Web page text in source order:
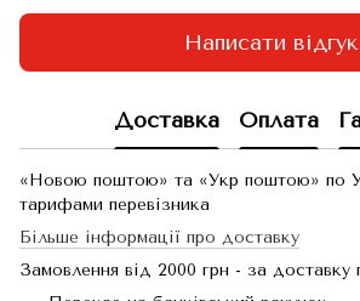
Написати відгук
Доставка Оплата
«Новою поштою» та «Укр поштою» по
тарифами перевізника
Більше інформації про доставку
Замовлення від 2000 грн - за